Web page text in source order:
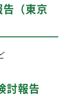
告（東京
討報告